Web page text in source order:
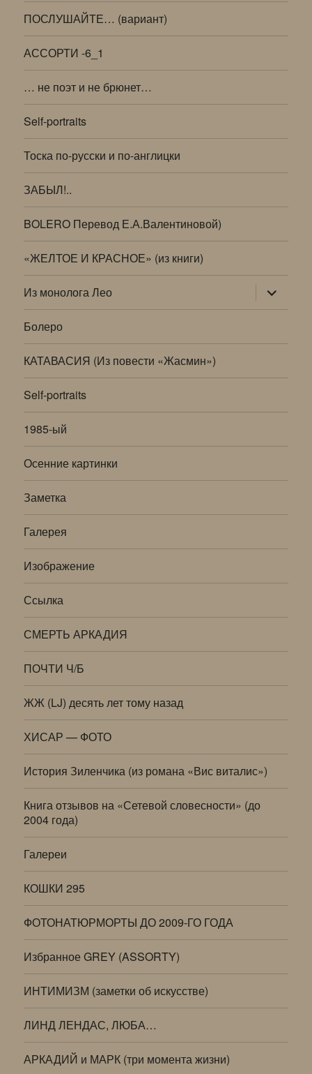
ПОСЛУШАЙТЕ… (вариант)
АССОРТИ -6_1
… не поэт и не брюнет…
Self-portraits
Тоска по-русски и по-англицки
ЗАБЫЛ!..
BOLERO Перевод Е.А.Валентиновой)
«ЖЕЛТОЕ И КРАСНОЕ» (из книги)
Из монолога Лео раскрыть
дочернее
меню
Болеро
КАТАВАСИЯ (Из повести «Жасмин»)
Self-portraits
1985-ый
Осенние картинки
Заметка
Галерея
Изображение
Ссылка
СМЕРТЬ АРКАДИЯ
ПОЧТИ Ч/Б
ЖЖ (LJ) десять лет тому назад
ХИСАР — ФОТО
История Зиленчика (из романа «Вис виталис»)
Книга отзывов на «Сетевой словесности» (до
2004 года)
Галереи
КОШКИ 295
ФОТОНАТЮРМОРТЫ ДО 2009-ГО ГОДА
Избранное GREY (ASSORTY)
ИНТИМИЗМ (заметки об искусстве)
ЛИНД ЛЕНДАС, ЛЮБА…
АРКАДИЙ и МАРК (три момента жизни)